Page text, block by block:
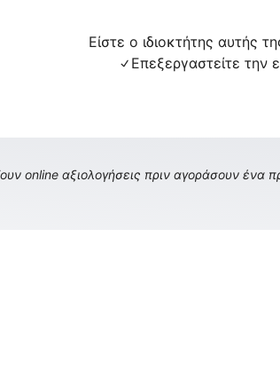
Είστε ο ιδιοκτήτης αυτής
Επεξεργαστείτε την
online αξιολογήσεις πριν αγοράσουν ένα